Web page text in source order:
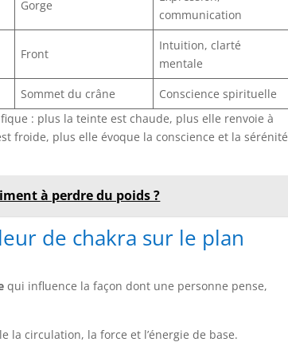
Gorge
communication
Front
Intuition, clarté
mentale
Sommet du crâne
Conscience spirituelle
: plus la teinte est chaude, plus elle renvoie à
froide, plus elle évoque la conscience et la sérénité
à perdre du poids ?
de chakra sur le plan
qui influence la façon dont une personne pense,
la circulation, la force et l’énergie de base.